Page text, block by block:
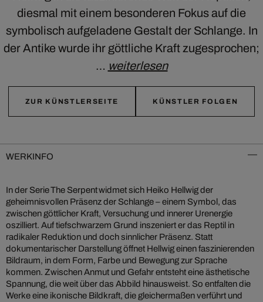
diesmal mit einem besonderen Fokus auf die
symbolisch aufgeladene Gestalt der Schlange. In
der Antike wurde ihr göttliche Kraft zugesprochen;
… weiterlesen
ZUR KÜNSTLERSEITE KÜNSTLER FOLGEN
WERKINFO
In der Serie The Serpent widmet sich Heiko Hellwig der
geheimnisvollen Präsenz der Schlange – einem Symbol, das
zwischen göttlicher Kraft, Versuchung und innerer Urenergie
oszilliert. Auf tiefschwarzem Grund inszeniert er das Reptil in
radikaler Reduktion und doch sinnlicher Präsenz. Statt
dokumentarischer Darstellung öffnet Hellwig einen faszinierenden
Bildraum, in dem Form, Farbe und Bewegung zur Sprache
kommen. Zwischen Anmut und Gefahr entsteht eine ästhetische
Spannung, die weit über das Abbild hinausweist. So entfalten die
Werke eine ikonische Bildkraft, die gleichermaßen verführt und